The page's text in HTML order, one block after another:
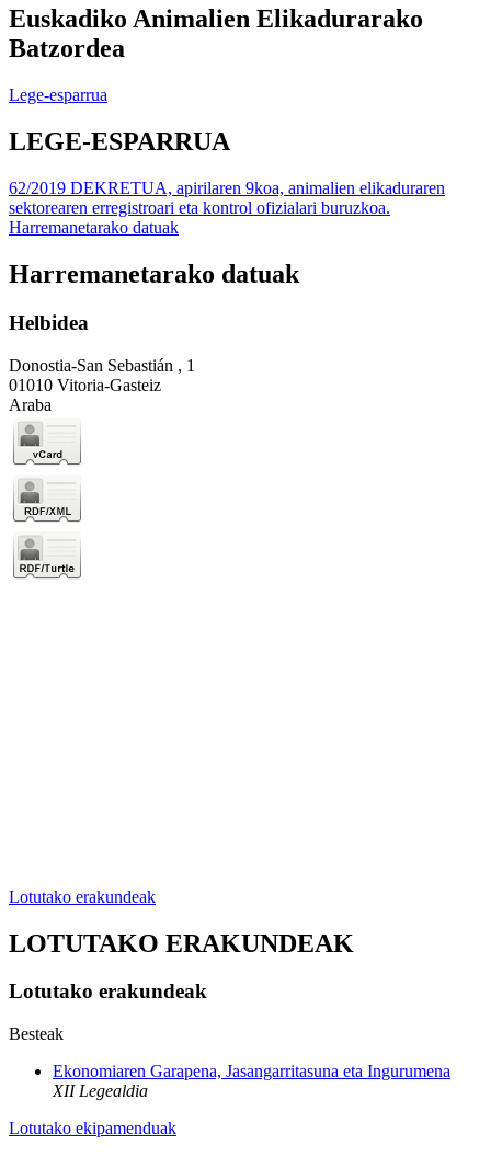
Euskadiko Animalien Elikadurarako
Batzordea
Lege-esparrua
LEGE-ESPARRUA
62/2019 DEKRETUA, apirilaren 9koa, animalien elikaduraren
sektorearen erregistroari eta kontrol ofizialari buruzkoa.
Harremanetarako datuak
Harremanetarako datuak
Helbidea
Donostia-San Sebastián , 1
01010 Vitoria-Gasteiz
Araba
Lotutako erakundeak
LOTUTAKO ERAKUNDEAK
Lotutako erakundeak
Besteak
Ekonomiaren Garapena, Jasangarritasuna eta Ingurumena
XII Legealdia
Lotutako ekipamenduak